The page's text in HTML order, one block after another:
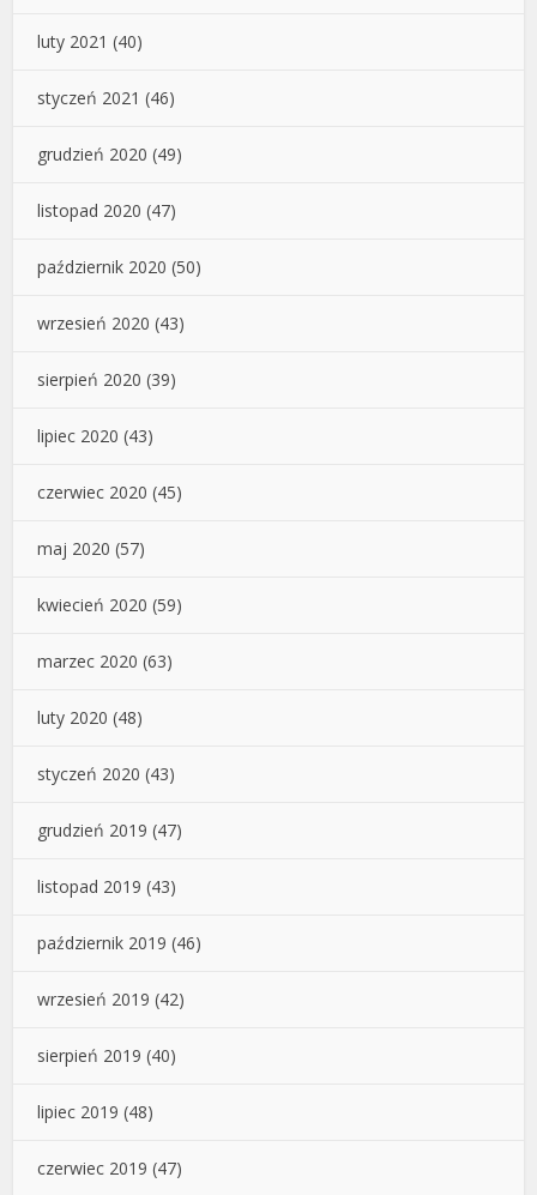
luty 2021 (40)
styczeń 2021 (46)
grudzień 2020 (49)
listopad 2020 (47)
październik 2020 (50)
wrzesień 2020 (43)
sierpień 2020 (39)
lipiec 2020 (43)
czerwiec 2020 (45)
maj 2020 (57)
kwiecień 2020 (59)
marzec 2020 (63)
luty 2020 (48)
styczeń 2020 (43)
grudzień 2019 (47)
listopad 2019 (43)
październik 2019 (46)
wrzesień 2019 (42)
sierpień 2019 (40)
lipiec 2019 (48)
czerwiec 2019 (47)